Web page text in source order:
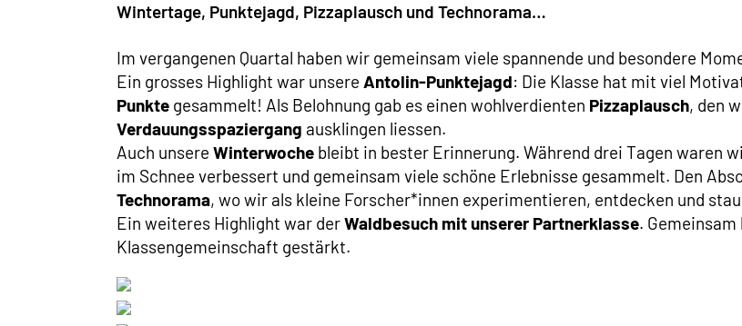
Wintertage, Punktejagd, Pizzaplausch und Technorama…
Im vergangenen Quartal haben wir gemeinsam viele spannende und besondere
Ein grosses Highlight war unsere Antolin-Punktejagd: Die Klasse hat mit viel
Punktegesammelt! Als Belohnung gab es einen wohlverdienten Pizzaplausch, den
Verdauungsspaziergang ausklingen liessen.
Auch unsere Winterwochebleibt in bester Erinnerung. Während drei Tagen waren
im Schnee verbessert und gemeinsam viele schöne Erlebnisse gesammelt. Den
Technorama, wo wir als kleine Forscher*innen experimentieren, entdecken und
Ein weiteres Highlight war derWaldbesuch mit unserer Partnerklasse.
Klassengemeinschaft gestärkt.